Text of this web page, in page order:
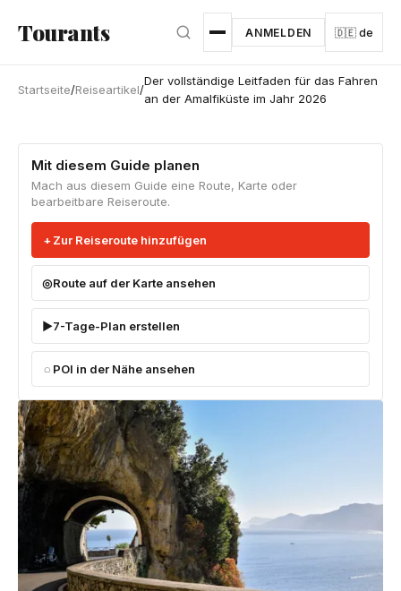
Tourants ANMELDEN 🇩🇪 de
Startseite/Reiseartikel/
Der vollständige Leitfaden für das Fahren
an der Amalfiküste im Jahr 2026
Mit diesem Guide planen
Mach aus diesem Guide eine Route, Karte oder
bearbeitbare Reiseroute.
Zur Reiseroute hinzufügen
Route auf der Karte ansehen
7-Tage-Plan erstellen
POI in der Nähe ansehen